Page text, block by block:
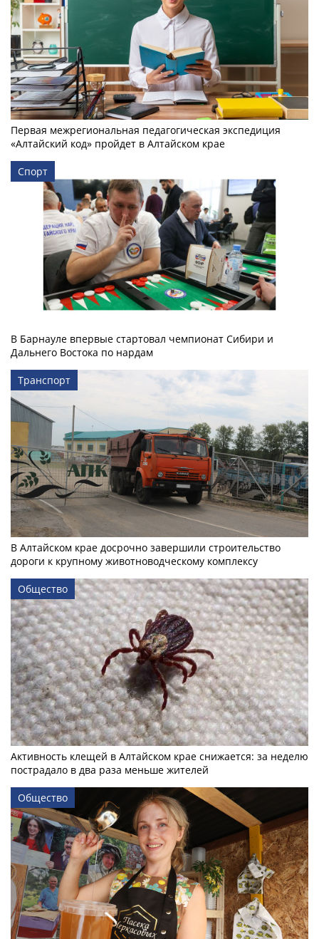
Первая межрегиональная педагогическая экспедиция
«Алтайский код» пройдет в Алтайском крае
Спорт
В Барнауле впервые стартовал чемпионат Сибири и
Дальнего Востока по нардам
Транспорт
В Алтайском крае досрочно завершили строительство
дороги к крупному животноводческому комплексу
Общество
Активность клещей в Алтайском крае снижается: за неделю
пострадало в два раза меньше жителей
Общество